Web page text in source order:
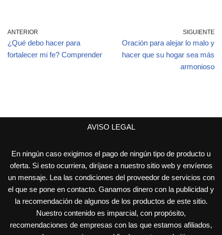
ANTERIOR
¿Qué debo hacer para
fortalecer mi fe? Comprender
SIGUIENTE
Oración para alejar lo malo y
hacer que su hogar sea más
armonioso
AVISO LEGAL
En ningún caso exigimos el pago de ningún tipo de producto u
oferta. Si esto ocurriera, diríjase a nuestro sitio web y envíenos
un mensaje. Lea las condiciones del proveedor de servicios con
el que se pone en contacto. Ganamos dinero con la publicidad y
la recomendación de algunos de los productos de este sitio.
Nuestro contenido es imparcial, con propósito,
recomendaciones de empresas con las que estamos afiliados,